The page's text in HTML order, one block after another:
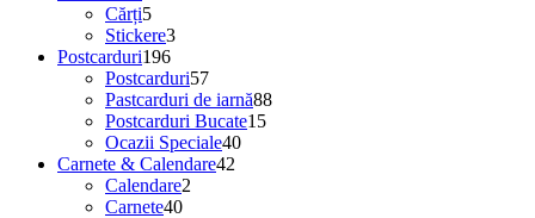
produse
Cărți55
produse
Stickere33
Postcarduri196196
de
produse
Postcarduri5757
de
produse
Pastcarduri de iarnă8888
Postcarduri Bucate1515
Ocazii Speciale4040
Carnete & Calendare42
Calendare2
Carnete4040